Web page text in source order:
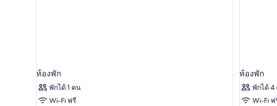
ห้องพัก
พักได้ 1 คน
Wi-Fi ฟรี
ห้องพัก
พักได้ 4
Wi-Fi ฟ